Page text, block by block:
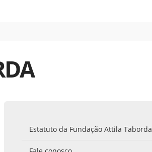
de
InstitucionalEstatuto da Fundação Attila Taborda